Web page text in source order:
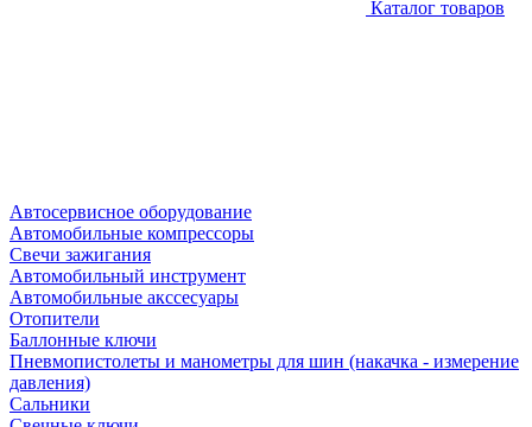
Каталог товаров
Автосервисное оборудование
Автомобильные компрессоры
Свечи зажигания
Автомобильный инструмент
Автомобильные акссесуары
Отопители
Баллонные ключи
Пневмопистолеты и манометры для шин (накачка - измерение
давления)
Сальники